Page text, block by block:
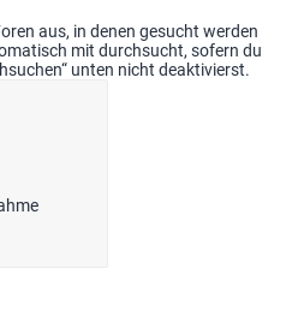
aus, in denen gesucht werden
mit durchsucht, sofern du
unten nicht deaktivierst.